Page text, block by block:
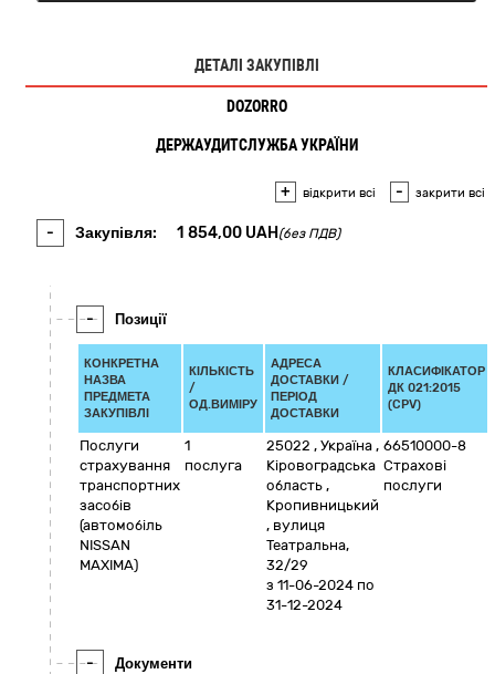
ДЕТАЛІ ЗАКУПІВЛІ
DOZORRO
ДЕРЖАУДИТСЛУЖБА УКРАЇНИ
+ відкрити всі - закрити всі
- Закупівля: 1 854,00 UAH (без ПДВ)
- Позиції
КОНКРЕТНА
НАЗВА
ПРЕДМЕТА
ЗАКУПІВЛІ
КІЛЬКІСТЬ
/
ОД.ВИМІРУ
АДРЕСА
ДОСТАВКИ /
ПЕРІОД
ДОСТАВКИ
КЛАСИФІКАТОР
ДК 021:2015
(CPV)
Послуги
страхування
транспортних
засобів
(автомобіль
NISSAN
MAXIMA)
1
послуга
25022 , Україна ,
Кіровоградська
область ,
Кропивницький
, вулиця
Театральна,
32/29
з 11-06-2024 по
31-12-2024
66510000-8
Страхові
послуги
- Документи